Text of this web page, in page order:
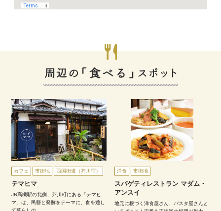
カフェ 市街地 西国街道（芥川宿）
テマヒマ
JR高槻駅の北側、芥川町にある「テマヒ
マ」は、⺠藝と発酵をテーマに、食を通し
洋食 市街地
スパゲティレストラン マダム・
アンスイ
地元に根づく洋食屋さん、パスタ屋さんと